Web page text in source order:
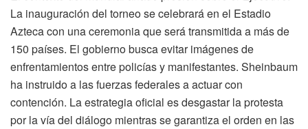
La inauguración del torneo se celebrará en el Estadio
Azteca con una ceremonia que será transmitida a más de
150 países. El gobierno busca evitar imágenes de
enfrentamientos entre policías y manifestantes. Sheinbaum
ha instruido a las fuerzas federales a actuar con
contención. La estrategia oficial es desgastar la protesta
por la vía del diálogo mientras se garantiza el orden en las